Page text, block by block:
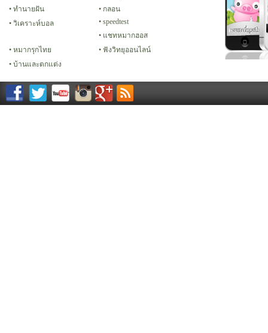
ทํานายฝัน
กลอน
วิเคราะห์บอล
speedtest
แชทหมากฮอส
หมากรุกไทย
ฟังวิทยุออนไลน์
บ้านและตกแต่ง